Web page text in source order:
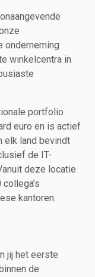
onderneming
winkelcentra in
portfolio
euro en is actief
elk land bevindt
de IT-
deze locatie
kantoren.
jij het eerste
de